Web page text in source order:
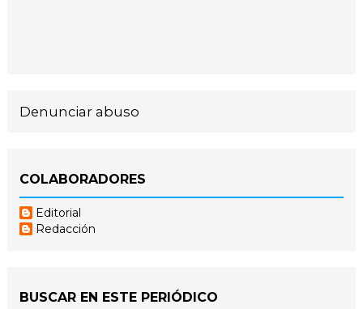
Denunciar abuso
COLABORADORES
Editorial
Redacción
BUSCAR EN ESTE PERIÓDICO